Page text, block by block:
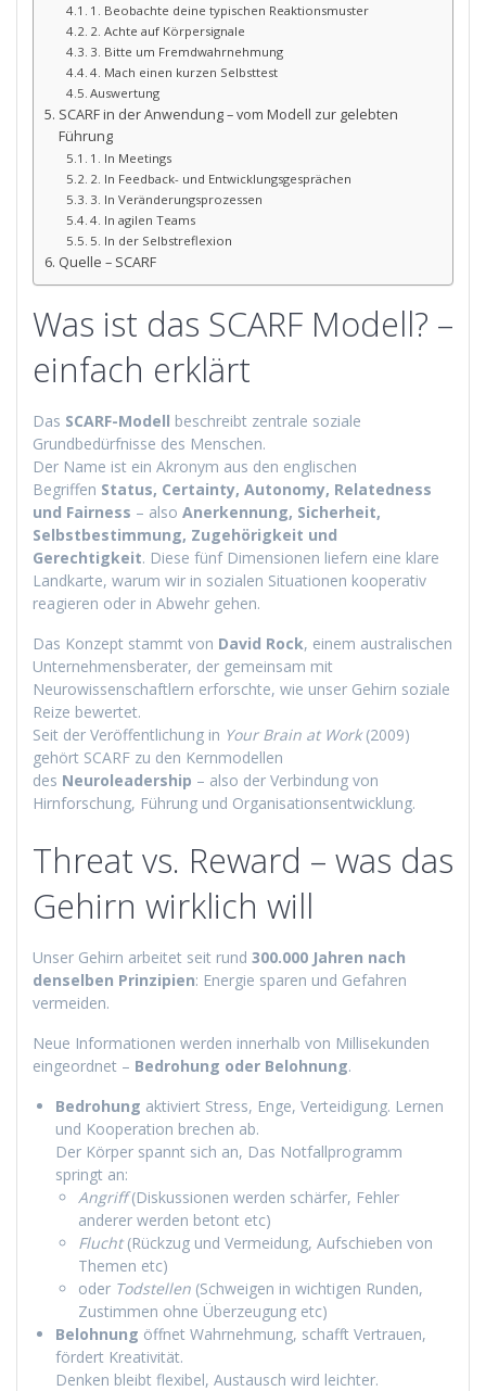
1. Beobachte deine typischen Reaktionsmuster
2. Achte auf Körpersignale
3. Bitte um Fremdwahrnehmung
4. Mach einen kurzen Selbsttest
Auswertung
SCARF in der Anwendung – vom Modell zur gelebten
Führung
1. In Meetings
2. In Feedback- und Entwicklungsgesprächen
3. In Veränderungsprozessen
4. In agilen Teams
5. In der Selbstreflexion
Quelle – SCARF
Was ist das SCARF Modell? –
einfach erklärt
Das SCARF-Modell beschreibt zentrale soziale
Grundbedürfnisse des Menschen.
Der Name ist ein Akronym aus den englischen
Begriffen Status, Certainty, Autonomy, Relatedness
und Fairness – also Anerkennung, Sicherheit,
Selbstbestimmung, Zugehörigkeit und
Gerechtigkeit. Diese fünf Dimensionen liefern eine klare
Landkarte, warum wir in sozialen Situationen kooperativ
reagieren oder in Abwehr gehen.
Das Konzept stammt von David Rock, einem australischen
Unternehmensberater, der gemeinsam mit
Neurowissenschaftlern erforschte, wie unser Gehirn soziale
Reize bewertet.
Seit der Veröffentlichung in Your Brain at Work(2009)
gehört SCARF zu den Kernmodellen
des Neuroleadership – also der Verbindung von
Hirnforschung, Führung und Organisationsentwicklung.
Threat vs. Reward – was das
Gehirn wirklich will
Unser Gehirn arbeitet seit rund 300.000 Jahren nach
denselben Prinzipien: Energie sparen und Gefahren
vermeiden.
Neue Informationen werden innerhalb von Millisekunden
eingeordnet – Bedrohung oder Belohnung.
Bedrohung aktiviert Stress, Enge, Verteidigung. Lernen
und Kooperation brechen ab.
Der Körper spannt sich an, Das Notfallprogramm
springt an:
Angriff(Diskussionen werden schärfer, Fehler
anderer werden betont etc)
Flucht(Rückzug und Vermeidung, Aufschieben von
Themen etc)
oder Todstellen (Schweigen in wichtigen Runden,
Zustimmen ohne Überzeugung etc)
Belohnung öffnet Wahrnehmung, schafft Vertrauen,
fördert Kreativität.
Denken bleibt flexibel, Austausch wird leichter.